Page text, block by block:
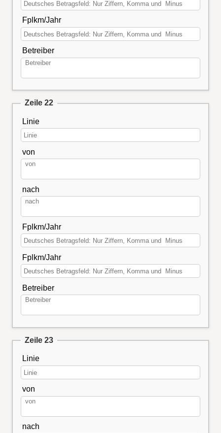
Fplkm/Jahr
Betreiber
Zeile 22
Linie
von
nach
Fplkm/Jahr
Fplkm/Jahr
Betreiber
Zeile 23
Linie
von
nach